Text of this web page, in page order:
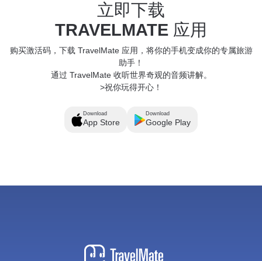
立即下载
TRAVELMATE 应用
购买激活码，下载 TravelMate 应用，将你的手机变成你的专属旅游
助手！
通过 TravelMate 收听世界奇观的音频讲解。
>祝你玩得开心！
Download
App Store
Download
Google Play